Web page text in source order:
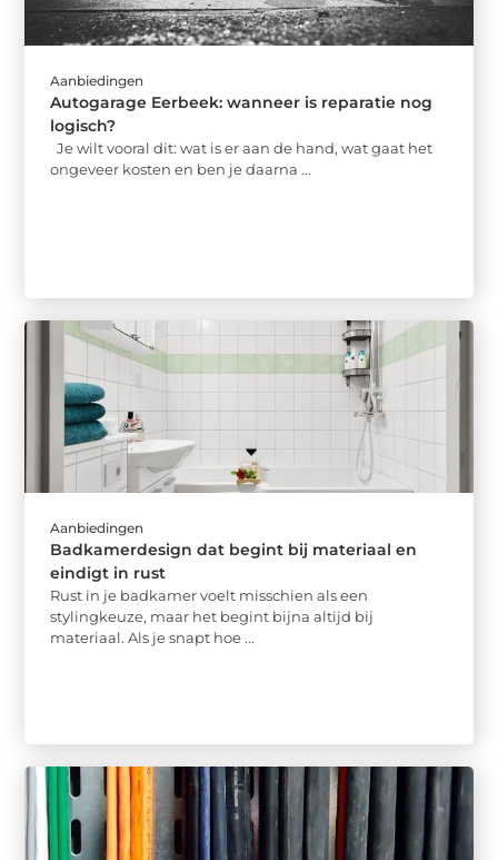
Aanbiedingen
Autogarage Eerbeek: wanneer is reparatie nog
logisch?
Je wilt vooral dit: wat is er aan de hand, wat gaat het
ongeveer kosten en ben je daarna ...
Aanbiedingen
Badkamerdesign dat begint bij materiaal en
eindigt in rust
Rust in je badkamer voelt misschien als een
stylingkeuze, maar het begint bijna altijd bij
materiaal. Als je snapt hoe ...